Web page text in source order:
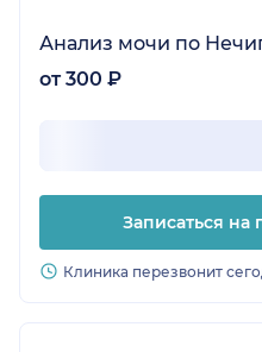
Анализ мочи по
от 300 ₽
Записаться на
Клиника перезвонит